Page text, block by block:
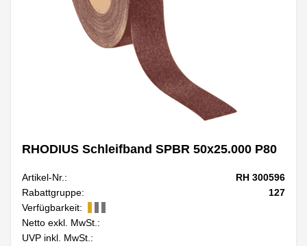
RHODIUS Schleifband SPBR 50x25.000 P80
Artikel-Nr.:
RH 300596
Rabattgruppe:
127
Verfügbarkeit:
Netto exkl. MwSt.:
UVP inkl. MwSt.: